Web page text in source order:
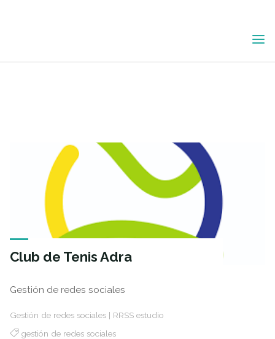
Club de Tenis Adra
Gestión de redes sociales
Gestión de redes sociales | RRSS estudio
gestión de redes sociales